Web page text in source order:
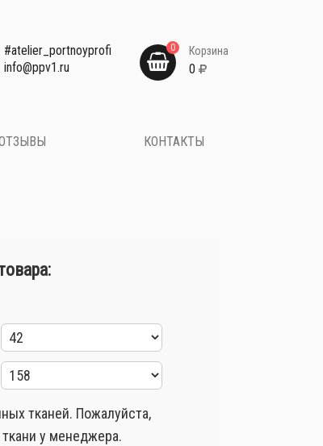
#atelier_portnoyprofi
​info@ppv1.ru
0 Корзина
0
КОНТАКТЫ
тканей. Пожалуйста,
ткани у менеджера.